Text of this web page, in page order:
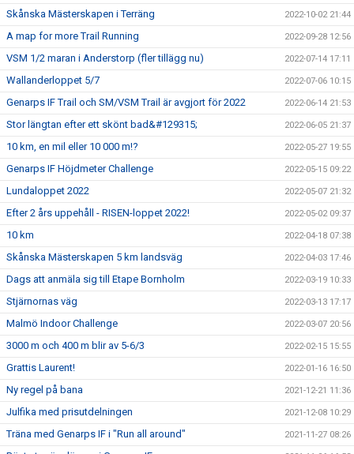
Skånska Mästerskapen i Terräng 2022-10-02 21:44
A map for more Trail Running 2022-09-28 12:56
VSM 1/2 maran i Anderstorp (fler tillägg nu) 2022-07-14 17:11
Wallanderloppet 5/7 2022-07-06 10:15
Genarps IF Trail och SM/VSM Trail är avgjort för 2022 2022-06-14 21:53
Stor längtan efter ett skönt bad&#129315; 2022-06-05 21:37
10 km, en mil eller 10 000 m!? 2022-05-27 19:55
Genarps IF Höjdmeter Challenge 2022-05-15 09:22
Lundaloppet 2022 2022-05-07 21:32
Efter 2 års uppehåll - RISEN-loppet 2022! 2022-05-02 09:37
10 km 2022-04-18 07:38
Skånska Mästerskapen 5 km landsväg 2022-04-03 17:46
Dags att anmäla sig till Etape Bornholm 2022-03-19 10:33
Stjärnornas väg 2022-03-13 17:17
Malmö Indoor Challenge 2022-03-07 20:56
3000 m och 400 m blir av 5-6/3 2022-02-15 15:55
Grattis Laurent! 2022-01-16 16:50
Ny regel på bana 2021-12-21 11:36
Julfika med prisutdelningen 2021-12-08 10:29
Träna med Genarps IF i "Run all around" 2021-11-27 08:26